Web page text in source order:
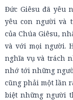
Đức Giêsu đã yêu
yêu con người và
của Chúa Giêsu,
và với mọi người.
nghĩa vụ và trách
nhớ tới những
cũng phải một lần
biệt những người